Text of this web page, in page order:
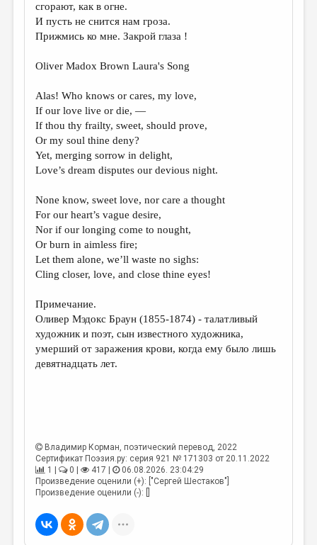
сгорают, как в огне.
И пусть не снится нам гроза.
Прижмись ко мне. Закрой глаза !
Oliver Madox Brown Laura's Song
Alas! Who knows or cares, my love,
If our love live or die, —
If thou thy frailty, sweet, should prove,
Or my soul thine deny?
Yet, merging sorrow in delight,
Love’s dream disputes our devious night.
None know, sweet love, nor care a thought
For our heart’s vague desire,
Nor if our longing come to nought,
Or burn in aimless fire;
Let them alone, we’ll waste no sighs:
Cling closer, love, and close thine eyes!
Примечание.
Оливер Мэдокс Браун (1855-1874) - талатливый
художник и поэт, сын известного художника,
умерший от заражения крови, когда ему было лишь
девятнадцать лет.
Владимир Корман, поэтический перевод, 2022
Сертификат Поэзия.ру: серия 921 № 171303 от 20.11.2022
1 |
0 | 417 |
06.08.2026. 23:04:29
Произведение оценили (+): ["Сергей Шестаков"]
Произведение оценили (-): []